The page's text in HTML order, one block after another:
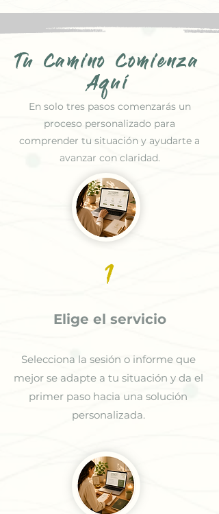
Tu Camino Comienza
Aquí
En solo tres pasos comenzarás un
proceso personalizado para
comprender tu situación y ayudarte a
avanzar con claridad.
1
Elige el servicio
Selecciona la sesión o informe que
mejor se adapte a tu situación y da el
primer paso hacia una solución
personalizada.